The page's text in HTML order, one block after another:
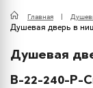
Главная
Душевая дверь в
Душевая
B-22-240-P-